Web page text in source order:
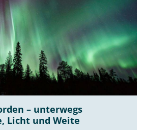
– unterwegs
Licht und Weite